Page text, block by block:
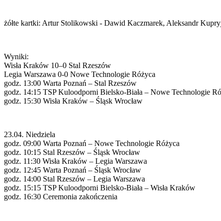
żółte kartki: Artur Stolikowski - Dawid Kaczmarek, Aleksandr
Wyniki:
Wisła Kraków 10–0 Stal Rzeszów
Legia Warszawa 0-0 Nowe Technologie Różyca
godz. 13:00 Warta Poznań – Stal Rzeszów
godz. 14:15 TSP Kuloodporni Bielsko-Biała – Nowe Technologie
godz. 15:30 Wisła Kraków – Śląsk Wrocław
23.04. Niedziela
godz. 09:00 Warta Poznań – Nowe Technologie Różyca
godz. 10:15 Stal Rzeszów – Śląsk Wrocław
godz. 11:30 Wisła Kraków – Legia Warszawa
godz. 12:45 Warta Poznań – Śląsk Wrocław
godz. 14:00 Stal Rzeszów – Legia Warszawa
godz. 15:15 TSP Kuloodporni Bielsko-Biała – Wisła Kraków
godz. 16:30 Ceremonia zakończenia